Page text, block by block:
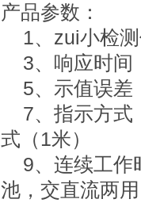
产品参数：
1、zui小检
3、响应时
5、示值误差
7、指示方式
式（1米）
9、连续工
池，交直流两用